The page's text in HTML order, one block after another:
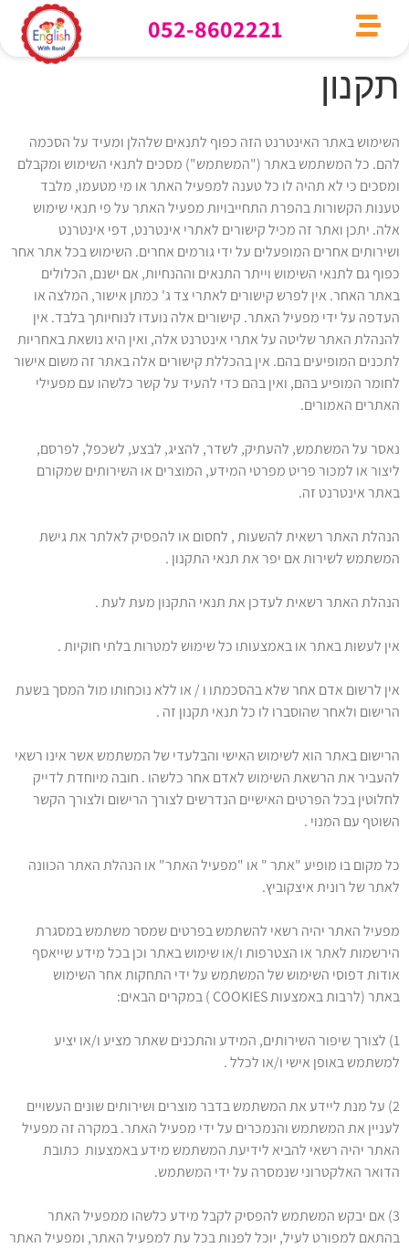
052-8602221
תקנון
השימוש באתר האינטרנט הזה כפוף לתנאים שלהלן ומעיד על הסכמה
להם. כל המשתמש באתר ("המשתמש") מסכים לתנאי השימוש ומקבלם
ומסכים כי לא תהיה לו כל טענה למפעיל האתר או מי מטעמו, מלבד
טענות הקשורות בהפרת התחייבויות מפעיל האתר על פי תנאי שימוש
אלה. יתכן ואתר זה מכיל קישורים לאתרי אינטרנט, דפי אינטרנט
ושירותים אחרים המופעלים על ידי גורמים אחרים. השימוש בכל אתר אחר
כפוף גם לתנאי השימוש וייתר התנאים וההנחיות, אם ישנם, הכלולים
באתר האחר. אין לפרש קישורים לאתרי צד ג' כמתן אישור, המלצה או
העדפה על ידי מפעיל האתר. קישורים אלה נועדו לנוחיותך בלבד. אין
להנהלת האתר שליטה על אתרי אינטרנט אלה, ואין היא נושאת באחריות
לתכנים המופיעים בהם. אין בהכללת קישורים אלה באתר זה משום אישור
לחומר המופיע בהם, ואין בהם כדי להעיד על קשר כלשהו עם מפעילי
האתרים האמורים.
נאסר על המשתמש, להעתיק, לשדר, להציג, לבצע, לשכפל, לפרסם,
ליצור או למכור פריט מפרטי המידע, המוצרים או השירותים שמקורם
באתר אינטרנט זה.
הנהלת האתר רשאית להשעות , לחסום או להפסיק לאלתר את גישת
המשתמש לשירות אם יפר את תנאי התקנון .
הנהלת האתר רשאית לעדכן את תנאי התקנון מעת לעת .
אין לעשות באתר או באמצעותו כל שימוש למטרות בלתי חוקיות .
אין לרשום אדם אחר שלא בהסכמתו ו / או ללא נוכחותו מול המסך בשעת
הרישום ולאחר שהוסברו לו כל תנאי תקנון זה .
הרישום באתר הוא לשימוש האישי והבלעדי של המשתמש אשר אינו רשאי
להעביר את הרשאת השימוש לאדם אחר כלשהו . חובה מיוחדת לדייק
לחלוטין בכל הפרטים האישיים הנדרשים לצורך הרישום ולצורך הקשר
השוטף עם המנוי .
כל מקום בו מופיע "אתר " או "מפעיל האתר" או הנהלת האתר הכוונה
לאתר של רונית איצקוביץ.
מפעיל האתר יהיה רשאי להשתמש בפרטים שמסר משתמש במסגרת
הירשמות לאתר או הצטרפות ו/או שימוש באתר וכן בכל מידע שייאסף
אודות דפוסי השימוש של המשתמש על ידי התחקות אחר השימוש
באתר (לרבות באמצעות COOKIES ) במקרים הבאים:
1) לצורך שיפור השירותים, המידע והתכנים שאתר מציע ו/או יציע
למשתמש באופן אישי ו/או לכלל .
2) על מנת ליידע את המשתמש בדבר מוצרים ושירותים שונים העשויים
לעניין את המשתמש והנמכרים על ידי מפעיל האתר. במקרה זה מפעיל
האתר יהיה רשאי להביא לידיעת המשתמש מידע באמצעות כתובת
הדואר האלקטרוני שנמסרה על ידי המשתמש.
3) אם יבקש המשתמש להפסיק לקבל מידע כלשהו ממפעיל האתר
בהתאם למפורט לעיל, יוכל לפנות בכל עת למפעיל האתר, ומפעיל האתר